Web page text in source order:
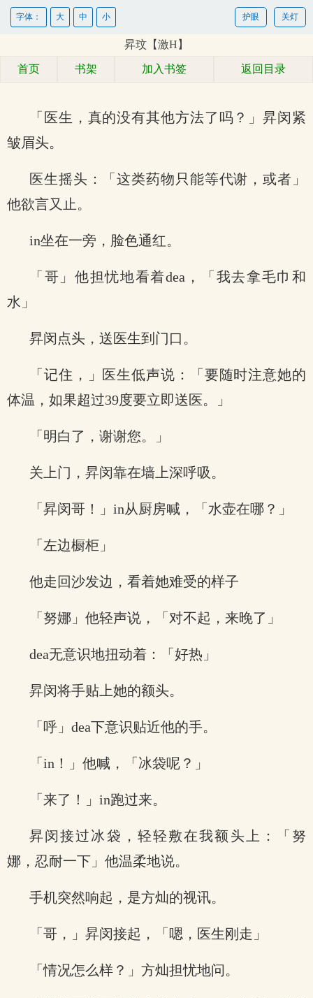
关灯
护眼
字体： 大 中 小
昇玟【激H】
首页 书架 加入书签 返回目录
「医生，真的没有其他方法了吗？」昇闵紧
皱眉头。
医生摇头：「这类药物只能等代谢，或者」
他欲言又止。
in坐在一旁，脸色通红。
「哥」他担忧地看着dea，「我去拿毛巾和
水」
昇闵点头，送医生到门口。
「记住，」医生低声说：「要随时注意她的
体温，如果超过39度要立即送医。」
「明白了，谢谢您。」
关上门，昇闵靠在墙上深呼吸。
「昇闵哥！」in从厨房喊，「水壶在哪？」
「左边橱柜」
他走回沙发边，看着她难受的样子
「努娜」他轻声说，「对不起，来晚了」
dea无意识地扭动着：「好热」
昇闵将手贴上她的额头。
「呼」dea下意识贴近他的手。
「in！」他喊，「冰袋呢？」
「来了！」in跑过来。
昇闵接过冰袋，轻轻敷在我额头上：「努
娜，忍耐一下」他温柔地说。
手机突然响起，是方灿的视讯。
「哥，」昇闵接起，「嗯，医生刚走」
「情况怎么样？」方灿担忧地问。